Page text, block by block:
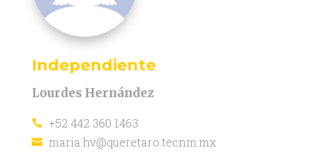
Independiente
Lourdes Hernández
 +52 442 360 1463
 maria.hv@queretaro.tecnm.mx